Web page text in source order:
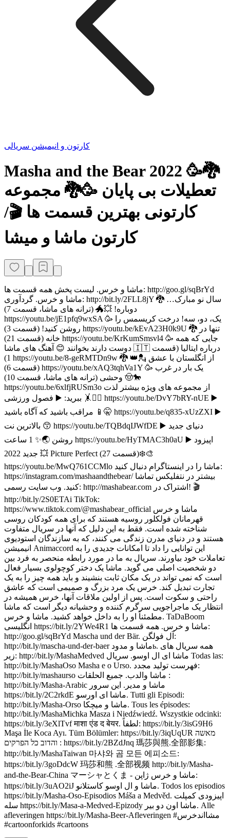
کارتون و انیمیشن سریالی
Masha and the Bear 2022 🥳🐉
تعطیلات بی پایان 🥳🐉 مجموعه
کارتونی بهترین قسمت ها 🎬/
کارتون ماشا و میشا
ماشا و خرس. لیست پخش همه قسمت ها: http://goo.gl/sqBrYd
ماشا و خرس. گردآوری: http://bit.ly/2FLL8jY 🐉 سال نو مبارک…
دوباره! 💥🐲 (ترانه های ماشا، قسمت 7)
https://youtu.be/jE1pfq9wxSA 🥳 یک، دو، سه! درخت کریسمس را
روشن کنید! (قسمت 3) https://youtu.be/kEvA23H0k9U 🐉 تنها در
خانه (قسمت 21) https://youtu.be/KrKumSmsvl4 🥳 جایی که همه
دوست دارند بخوانند 😊 آهنگ های ماشا 🇮🇹 درباره ایتالیا (قسمت
1) https://youtu.be/8-geRMTDn9w 🐉 از انگلستان با عشق 💂👑
(قسمت 6) https://youtu.be/xAQ3tqhVa1Y 🥳 یک بار در غرب
وحشی (ترانه های ماشا، قسمت 10) 🤠🐎
https://youtu.be/6xlfjRUSm3o از مجموعه های ویژه بیشتر لذت
ببرید: ▶️ فصول ورزشی 🤸🏃‍♀️ https://youtu.be/DvY7bRY-nUE ▶️
مراقب باشید که آگاه باشید 📱🤫 https://youtu.be/q835-xUzZXI ▶️
بالاترین نت 😙 https://youtu.be/TQBdqIJWfDE ▶️ دنیای جدید
روشن 🌏✨ 1 ساعت https://youtu.be/HyTMAC3h0aU ▶️ اپیزود
جدید 2022 💥 Picture Perfect (قسمت 27)❄️🎨
https://youtu.be/MwQ761CCMlo ماشا را در اینستاگرام دنبال کنید:
https://instagram.com/mashaandthebear/ بیشتر در نتفلیکس تماشا
کنید. وب سایت رسمی: http://mashabear.com اشتراک در! 🎬
http://bit.ly/2S0ETAi TikTok:
https://www.tiktok.com/@mashabear_official ماشا و خرس
قهرمانان فولکلور روسیه هستند که برای همه کودکان روسی
شناخته شده است. فقط به این دلیل که آنها در سریال متفاوت
هستند و در دنیای مدرن زندگی می کنند، که به سازندگان استودیوی
انیمیشن Animaccord این توانایی را داد تا امکانات جدیدی را به
تعاملات خود بیاورند. سریال به ما در مورد رابطه منحصر به فرد بین
دو شخصیت اصلی می گوید. ماشا یک دختر کوچولوی بسیار فعال
است که نمی تواند در یک مکان ثابت بنشیند و باید همه چیز را به یک
تجارت تبدیل کند. خرس یک مرد بزرگ و صمیمی است که عاشق
راحتی و سکوت است. پس از اولین ملاقات آنها، خرس همیشه در
انتظار یک ماجراجویی سرگرم کننده و وحشیانه دیگر است که ماشا
مطمئناً او را به داخل خواهد کشید. ماشا و خرس. TaDaBoom
انگلیسی https://bit.ly/2YWe4R1 ماشا و خرس. همه قسمت ها:
http://goo.gl/sqBrYd Mascha und der Bär. آل فولگن:
http://bit.ly/mascha-und-der-baer ماشا و مدودь. همه سریال های
زیر: http://bit.ly/MashaMedved ماشا ای ال اوسو. سریال Todas las:
http://bit.ly/MashaOso Masha e o Urso. فهرست تولید مجدد:
http://bit.ly/mashaurso ماشا والدب. جميع الحلقات :
http://bit.ly/Masha-Arabic ماشا و مدیر. این سرور
https://bit.ly/2C2rkdE ماشا ای اورسو. Tutti gli Episodi:
http://bit.ly/Masha-Orso ماشا و میچکا. Tous les épisodes:
http://bit.ly/MashaMichka Masza i Niedźwiedź. Wszystkie odcinki:
https://bit.ly/3eXlTvf माशा एंड द बेयर. لطفاً: https://bit.ly/3isG9H6
Maşa İle Koca Ayı. Tüm Bölümler: https://bit.ly/3iqUqUR מאשה
והדוב כל הפרקים : https://bit.ly/2BZdJnq 瑪莎與熊.全部影集:
http://bit.ly/MashaTaiwan 마샤와 곰 모든 에피소드:
https://bit.ly/3goDdcW 玛莎和熊 .全部视频 http://bit.ly/Masha-
and-the-Bear-China マーシャとくま - ماشا و خرس ژاپن:
https://bit.ly/3uAO2iJ ماشا و ال اوسو کاستلانو. Todos los episodios
https://bit.ly/Masha-Oso-Episodios Máša a Medvěd. اپیزودی کمپلت
سله https://bit.ly/Masa-a-Medved-Epizody ماشا اون دو بیر. Alle
afleveringen https://bit.ly/Masha-Beer-Afleveringen #مشااندخرس
#cartoonforkids #cartoons